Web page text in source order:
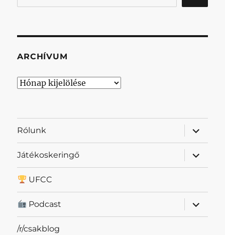
ARCHÍVUM
Archívum
Rólunk
almenü
Játékoskeringő
almenü
UFCC
Podcast
almenü
/r/csakblog